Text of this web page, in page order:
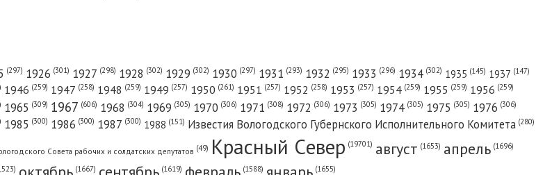
(297) 1926 (301) 1927 (298) 1928 (302) 1929 (302) 1930 (297) 1931 (293) 1932 (295) 1933 (296) 1934 (302) 1935 (145) 1937 (147)
1946 (259) 1947 (258) 1948 (259) 1949 (257) 1950 (261) 1951 (257) 1952 (258) 1953 (257) 1954 (259) 1955 (259) 1956 (259)
1965 (309) 1967 (606) 1968 (304) 1969 (305) 1970 (306) 1971 (308) 1972 (306) 1973 (305) 1974 (305) 1975 (305) 1976 (306)
1985 (300) 1986 (300) 1987 (300) 1988 (151) Известия Вологодского Губернского Исполнительного Комитета (280)
Совета рабочих и солдатских депутатов (49) Красный Cевер (19701) август (1653) апрель (1696)
(1667) (1619) (1588) (1655)